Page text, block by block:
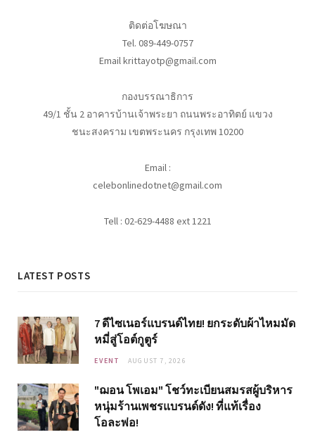
ติดต่อโฆษณา
Tel. 089-449-0757
Email krittayotp@gmail.com
กองบรรณาธิการ
49/1 ชั้น 2 อาคารบ้านเจ้าพระยา ถนนพระอาทิตย์ แขวง
ชนะสงคราม เขตพระนคร กรุงเทพ 10200
Email :
celebonlinedotnet@gmail.com
Tell : 02-629-4488 ext 1221
LATEST POSTS
7 ดีไซเนอร์แบรนด์ไทย! ยกระดับผ้าไหมมัด
หมี่สู่โอต์กูตูร์
EVENT AUGUST 7, 2026
"ฌอน โพเอม" โชว์ทะเบียนสมรสผู้บริหาร
หนุ่มร้านเพชรแบรนด์ดัง! ที่แท้เรื่อง
โอละพ่อ!